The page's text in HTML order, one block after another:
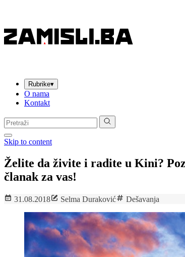
Rubrike▾
O nama
Kontakt
Pretraga:
Skip to content
Želite da živite i radite u Kini?
članak za vas!
31.08.2018 Selma Duraković Dešavanja